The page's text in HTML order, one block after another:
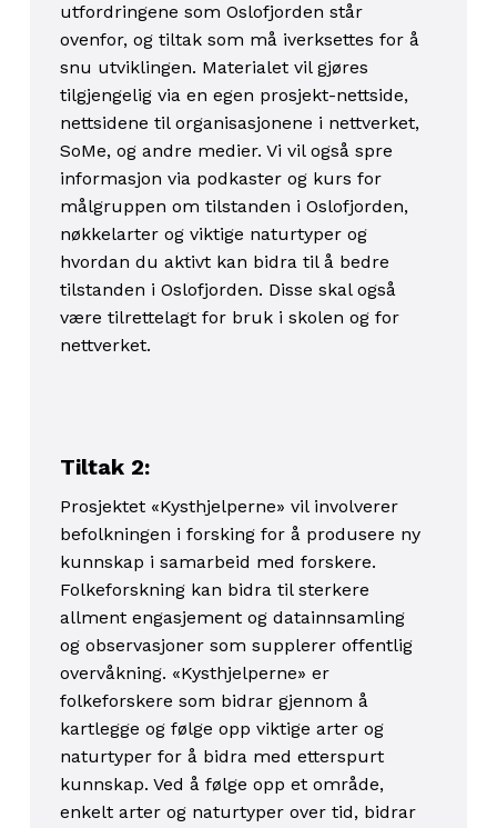
utfordringene som Oslofjorden står
ovenfor, og tiltak som må iverksettes for å
snu utviklingen. Materialet vil gjøres
tilgjengelig via en egen prosjekt-nettside,
nettsidene til organisasjonene i nettverket,
SoMe, og andre medier. Vi vil også spre
informasjon via podkaster og kurs for
målgruppen om tilstanden i Oslofjorden,
nøkkelarter og viktige naturtyper og
hvordan du aktivt kan bidra til å bedre
tilstanden i Oslofjorden. Disse skal også
være tilrettelagt for bruk i skolen og for
nettverket.
Tiltak 2:
Prosjektet «Kysthjelperne» vil involverer
befolkningen i forsking for å produsere ny
kunnskap i samarbeid med forskere.
Folkeforskning kan bidra til sterkere
allment engasjement og datainnsamling
og observasjoner som supplerer offentlig
overvåkning. «Kysthjelperne» er
folkeforskere som bidrar gjennom å
kartlegge og følge opp viktige arter og
naturtyper for å bidra med etterspurt
kunnskap. Ved å følge opp et område,
enkelt arter og naturtyper over tid, bidrar